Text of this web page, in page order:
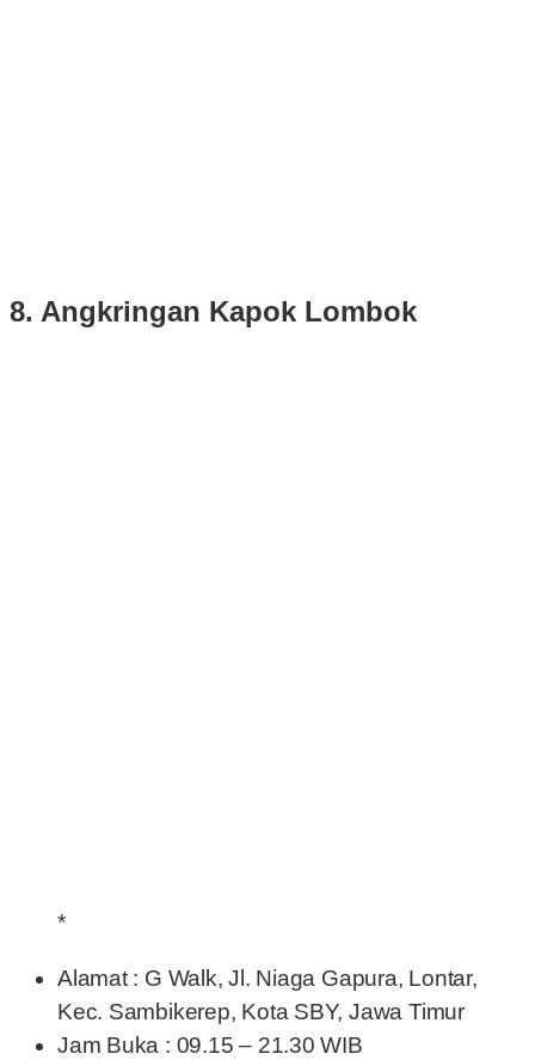
8. Angkringan Kapok Lombok
*
Alamat : G Walk, Jl. Niaga Gapura, Lontar,
Kec. Sambikerep, Kota SBY, Jawa Timur
Jam Buka : 09.15 – 21.30 WIB